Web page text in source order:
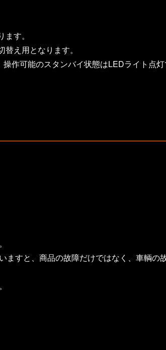
す。
え用となります。
作可能のスタンバイ状態はLEDライト点
ますと、商品の故障だけではなく、車輌